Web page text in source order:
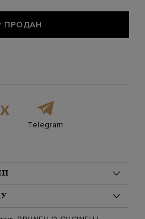
ПРОДАН
Telegram
размер 40